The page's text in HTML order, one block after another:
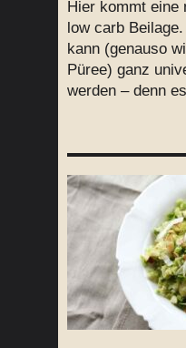
Hier kommt eine
low carb
kann (genauso
Püree) ganz
werden – denn